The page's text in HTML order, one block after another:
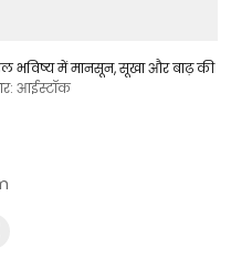
भविष्य में मानसून, सूखा और बाढ़ की
आईस्टॉक